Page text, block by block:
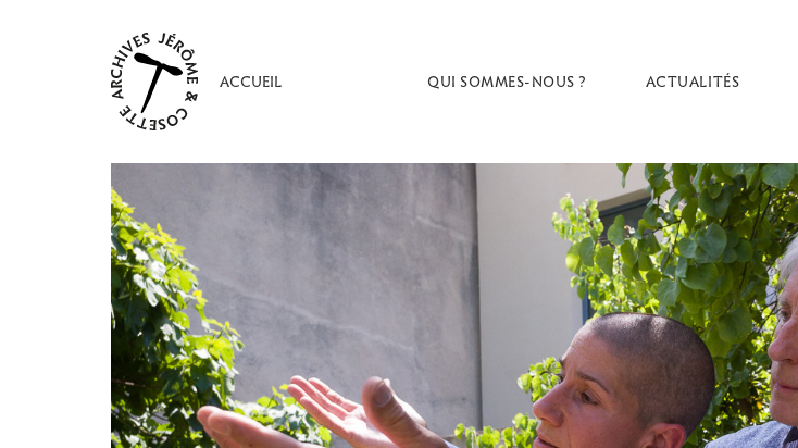
ACCUEIL QUI SOMMES-NOUS ? ACTUALITÉS